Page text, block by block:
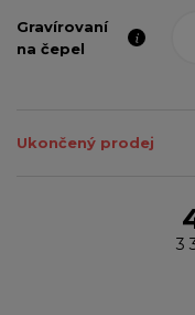
Gravírovaní
na čepel
Ukončený prodej
3